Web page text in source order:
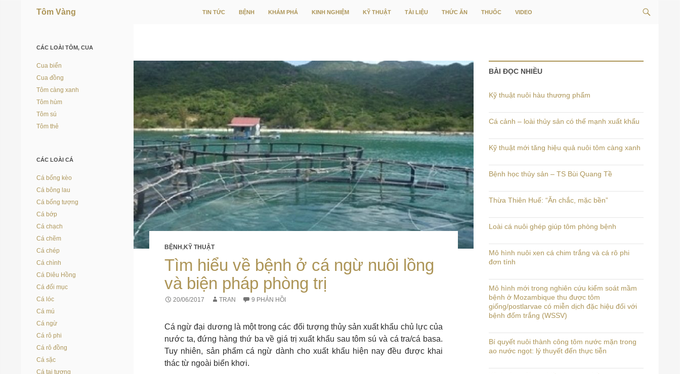
Tôm Vàng
kiếm
TIN TỨC
BỆNH KHÁM PHÁ KINH NGHIỆM KỸ THUẬT TÀI LIỆU THỨC ĂN THUỐC VIDEO
BỆNH ,KỸ THUẬT
Tìm hiểu về bệnh ở cá ngừ nuôi lồng
và biện pháp phòng trị
20/06/2017 TRAN 9 PHẢN HỒI
Cá ngừ đại dương là một trong các đối tượng thủy sản xuất khẩu chủ lực của
nước ta, đứng hàng thứ ba về giá trị xuất khẩu sau tôm sú và cá tra/cá basa.
Tuy nhiên, sản phẩm cá ngừ dành cho xuất khẩu hiện nay đều được khai
thác từ ngoài biển khơi.
BÀI ĐỌC NHIỀU
Kỹ thuật nuôi hàu thương phẩm
Cá cảnh – loài thủy sản có thế mạnh xuất khẩu
Kỹ thuật mới tăng hiệu quả nuôi tôm càng xanh
Bệnh học thủy sản – TS Bùi Quang Tề
Thừa Thiên Huế: “Ăn chắc, mặc bền”
Loài cá nuôi ghép giúp tôm phòng bệnh
Mô hình nuôi xen cá chim trắng và cá rô phi
đơn tính
Mô hình mới trong nghiên cứu kiểm soát mầm
bệnh ở Mozambique thu được tôm
giống/postlarvae có miễn dịch đặc hiệu đối với
bệnh đốm trắng (WSSV)
Bí quyết nuôi thành công tôm nước mặn trong
ao nước ngọt: lý thuyết đến thực tiễn
CÁC LOÀI TÔM, CUA
Cua biển
Cua đồng
Tôm càng xanh
Tôm hùm
Tôm sú
Tôm thẻ
CÁC LOÀI CÁ
Cá bống kèo
Cá bông lau
Cá bống tượng
Cá bớp
Cá chạch
Cá chẽm
Cá chép
Cá chình
Cá Diêu Hồng
Cá đối mục
Cá lóc
Cá mú
Cá ngừ
Cá rô phi
Cá rô đồng
Cá sặc
Cá tai tượng